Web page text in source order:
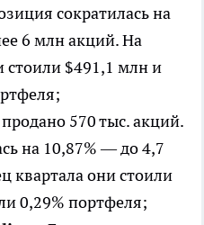
сократилась на
6 млн акций. На
стоили $491,1 млн и
570 тыс. акций.
на 10,87% — до 4,7
квартала они стоили
0,29% портфеля;